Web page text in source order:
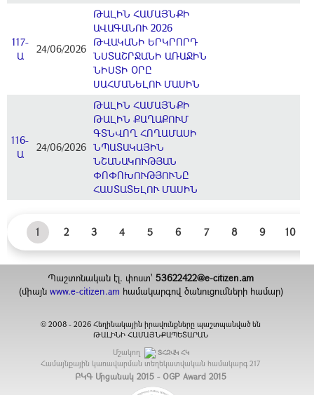
117-
Ա
24/06/2026
ԹԱԼԻՆ ՀԱՄԱՅՆՔԻ
ԱՎԱԳԱՆՈՒ 2026
ԹՎԱԿԱՆԻ ԵՐԿՐՈՐԴ
ՆՍՏԱՇՐՋԱՆԻ ԱՌԱՋԻՆ
ՆԻՍՏԻ ՕՐԸ
ՍԱՀՄԱՆԵԼՈՒ ՄԱՍԻՆ
116-
Ա
24/06/2026
ԹԱԼԻՆ ՀԱՄԱՅՆՔԻ
ԹԱԼԻՆ ՔԱՂԱՔՈՒՄ
ԳՏՆՎՈՂ ՀՈՂԱՄԱՍԻ
ՆՊԱՏԱԿԱՅԻՆ
ՆՇԱՆԱԿՈՒԹՅԱՆ
ՓՈՓՈԽՈՒԹՅՈՒՆԸ
ՀԱՍՏԱՏԵԼՈՒ ՄԱՍԻՆ
1 2 3 4 5 6 7 8 9 10
Պաշտոնական էլ. փոստ`53622422@e-citizen.am
(միայն www.e-citizen.am համակարգով ծանուցումների համար)
© 2008 -2026 Հեղինակային իրավունքները պաշտպանված են
ԹԱԼԻՆԻ ՀԱՄԱՅՆՔԱՊԵՏԱՐԱՆ
Մշակող
ՏՀԶՎԿ ՀԿ
Համայնքային կառավարման տեղեկատվական համակարգ 217
ԲԿԳ Մրցանակ 2015 - OGP Award 2015